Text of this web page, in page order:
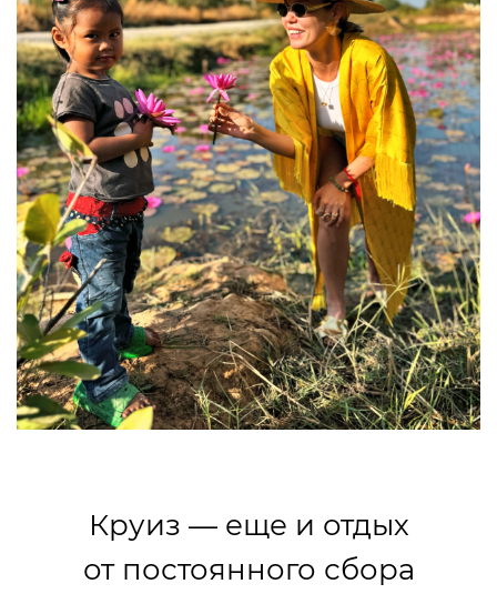
Круиз — еще и отдых
от постоянного сбора